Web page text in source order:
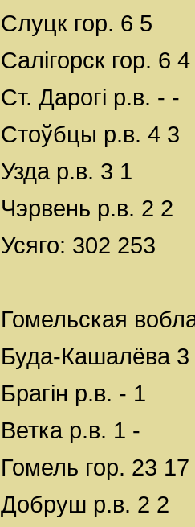
Слуцк гор. 6 5
Салігорск гор. 6 4
Ст. Дарогі р.в. - -
Стоўбцы р.в. 4 3
Узда р.в. 3 1
Чэрвень р.в. 2 2
Усяго: 302 253
Гомельская
Буда-Кашалёва 3
Брагін р.в. - 1
Ветка р.в. 1 -
Гомель гор. 23 17
Добруш р.в. 2 2